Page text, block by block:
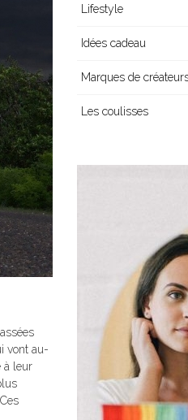
vont au-
à leur
Lifestyle
Idées cadeau
Marques de
Les coulisses